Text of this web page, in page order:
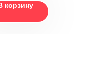
корзину